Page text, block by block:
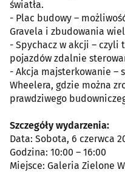
światła.
- Plac budowy –
Gravela i zbudowania
- Spychacz w akcji –
pojazdów zdalnie
- Akcja majsterkowanie –
Wheelera, gdzie można
prawdziwego
Szczegóły wydarzenia:
Data: Sobota, 6 czerwca
Godzina: 10:00 – 16:00
Miejsce: Galeria Zielone